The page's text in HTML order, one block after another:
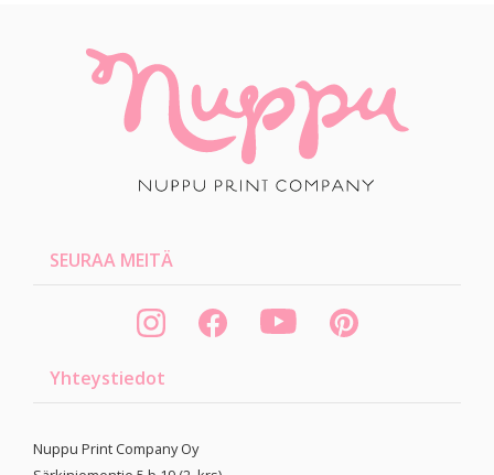
SEURAA MEITÄ
Yhteystiedot
Nuppu Print Company Oy